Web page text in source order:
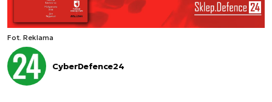
Fot. Reklama
CyberDefence24